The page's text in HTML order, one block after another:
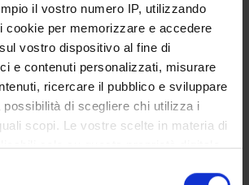
il vostro numero IP, utilizzando
cookie per memorizzare e accedere
vostro dispositivo al fine di
e contenuti personalizzati, misurare
ricercare il pubblico e sviluppare
di scegliere chi utilizza i
scopi. Le vostre scelte in materia di
solo su questa proprietà digitale